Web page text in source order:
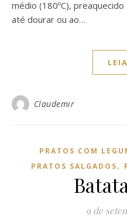
médio (180ºC),
até dourar ou ao…
Claudemir
PRATOS COM
PRATOS SALGADOS,
9 de